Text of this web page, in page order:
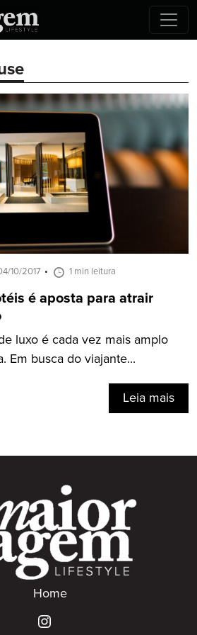
10/2017 1 min leitura
é aposta para atrair
luxo é cada vez mais amplo
Em busca do viajante...
Leia mais
Home